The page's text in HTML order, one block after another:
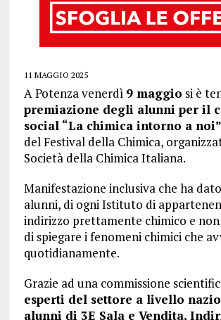
11 MAGGIO 2025
A Potenza venerdì 9 maggio si è
premiazione degli alunni per il
social “La chimica intorno a noi”
del Festival della Chimica,
Società della Chimica Italiana.
Manifestazione inclusiva che ha
alunni, di ogni Istituto di
indirizzo prettamente chimico e
di spiegare i fenomeni chimici che
quotidianamente.
Grazie ad una commissione
esperti del settore a livello
alunni di 3E Sala e Vendita,